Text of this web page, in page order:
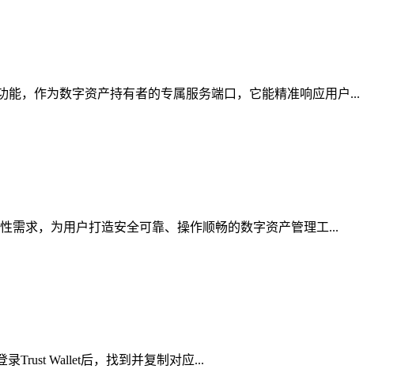
，作为数字资产持有者的专属服务端口，它能精准响应用户...
需求，为用户打造安全可靠、操作顺畅的数字资产管理工...
Trust Wallet后，找到并复制对应...